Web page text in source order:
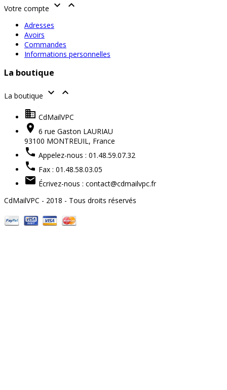
Votre compte  
Adresses
Avoirs
Commandes
Informations personnelles
La boutique
La boutique 

 CdMailVPC
 6 rue Gaston LAURIAU
93100 MONTREUIL, France
 Appelez-nous : 01.48.59.07.32
 Fax : 01.48.58.03.05
 Écrivez-nous : contact@cdmailvpc.fr
CdMailVPC - 2018 - Tous droits réservés